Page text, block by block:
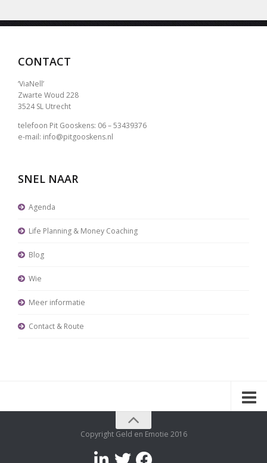
CONTACT
‘ViaNell’
Zwarte Woud 228
3524 SL Utrecht
telefoon Pit Gooskens: 06 – 53439376
e-mail: info@pitgooskens.nl
SNEL NAAR
Agenda
Life Planning & Money Coaching
Blog
Wie
Meer informatie
Contact & Route
Copyright Geld en Emotie 2016